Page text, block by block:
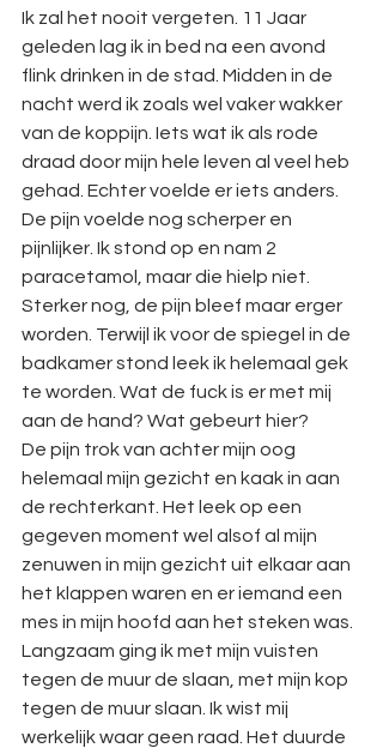
Ik zal het nooit vergeten. 11 Jaar
geleden lag ik in bed na een avond
flink drinken in de stad. Midden in de
nacht werd ik zoals wel vaker wakker
van de koppijn. Iets wat ik als rode
draad door mijn hele leven al veel heb
gehad. Echter voelde er iets anders.
De pijn voelde nog scherper en
pijnlijker. Ik stond op en nam 2
paracetamol, maar die hielp niet.
Sterker nog, de pijn bleef maar erger
worden. Terwijl ik voor de spiegel in de
badkamer stond leek ik helemaal gek
te worden. Wat de fuck is er met mij
aan de hand? Wat gebeurt hier?
De pijn trok van achter mijn oog
helemaal mijn gezicht en kaak in aan
de rechterkant. Het leek op een
gegeven moment wel alsof al mijn
zenuwen in mijn gezicht uit elkaar aan
het klappen waren en er iemand een
mes in mijn hoofd aan het steken was.
Langzaam ging ik met mijn vuisten
tegen de muur de slaan, met mijn kop
tegen de muur slaan. Ik wist mij
werkelijk waar geen raad. Het duurde